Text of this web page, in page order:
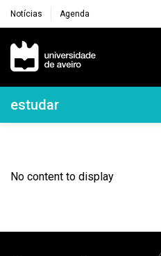
Notícias Agenda
Navegação
Navegação Lateral
estudar
No content to display